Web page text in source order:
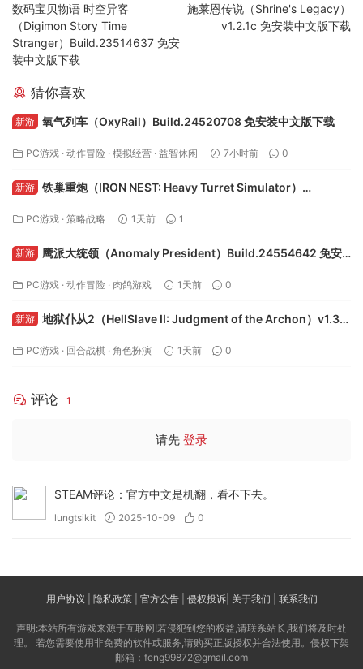
数码宝贝物语 时空异客
（Digimon Story Time
Stranger）Build.23514637 免安
装中文版下载
施莱恩传说（Shrine's Legacy）
v1.2.1c 免安装中文版下载
猜你喜欢
新游 氧气列车（OxyRail）Build.24520708 免安装中文版下载
PC游戏 · 动作冒险 · 模拟经营 · 益智休闲 7小时前 0
新游 铁巢重炮（IRON NEST: Heavy Turret Simulator）
PC游戏 · 策略战略 1天前 1
新游
鹰派大统领（Anomaly President）Build.24554642 免安
PC游戏 · 动作冒险 · 肉鸽游戏 1天前 0
新游 地狱仆从2（HellSlave II: Judgment of the Archon）v1.3.0
PC游戏 · 回合战棋 · 角色扮演 1天前 0
评论 1
请先 登录
STEAM评论：官方中文是机翻，看不下去。
lungtsikit 2025-10-09 0
用户协议 隐私政策| 官方公告| 侵权投诉| 关于我们 联系我们
声明:本站所有游戏来源于互联网!若侵犯到您的权益,请联系站长,我们将及时处
理。 若您需要使用非免费的软件或服务,请购买正版授权并合法使用。侵权下架
邮箱：feng99872@gmail.com